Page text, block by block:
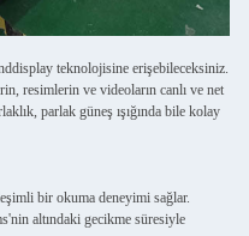
teknolojisine erişebileceksiniz.
resimlerin ve videoların canlı ve net
parlak güneş ışığında bile kolay
bir okuma deneyimi sağlar.
altındaki gecikme süresiyle